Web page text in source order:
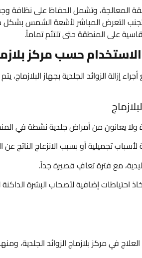
المعالجة، وتشمل الحفاظ على نظافة
التعرض المباشر لأشعة الشمس بشكل
على المنطقة حتى تلتئم تماماً.
حسب مركز
إزالة الزوائد الجلدية بجهاز
يعانون من أمراض جلدية نشطة في
لأسباب تجميلية أو بسبب الانزعاج الناتج عن
مع فترة تعافٍ قصيرة جداً.
احتياطات إضافية لأصحاب البشرة
في مركز بلازماج الزوائد الجلدية،